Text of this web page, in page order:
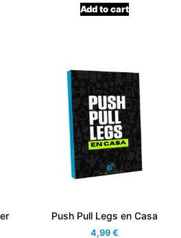
Add to cart
Push Pull Legs en Casa
4,99 €